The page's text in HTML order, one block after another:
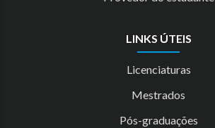
LINKS ÚTEIS
Licenciaturas
Mestrados
Pós-graduações